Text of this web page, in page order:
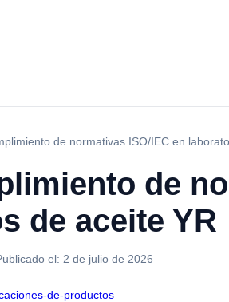
de normativas ISO/IEC en
de
de aceite YR
el: 2 de julio de 2026
de-productos